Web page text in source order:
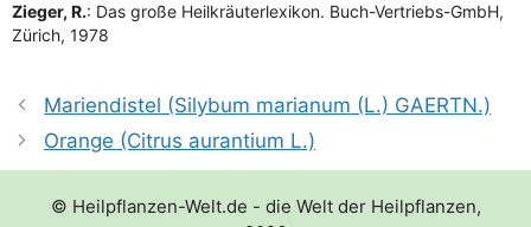
Zie­ger, R.: Das gro­ße Heil­kräu­ter­le­xi­kon. Buch-Ver­triebs-GmbH,
Zürich, 1978
Mariendistel (Silybum marianum (L.) GAERTN.)
Orange (Citrus aurantium L.)
© Heilpflanzen-Welt.de - die Welt der Heilpflanzen,